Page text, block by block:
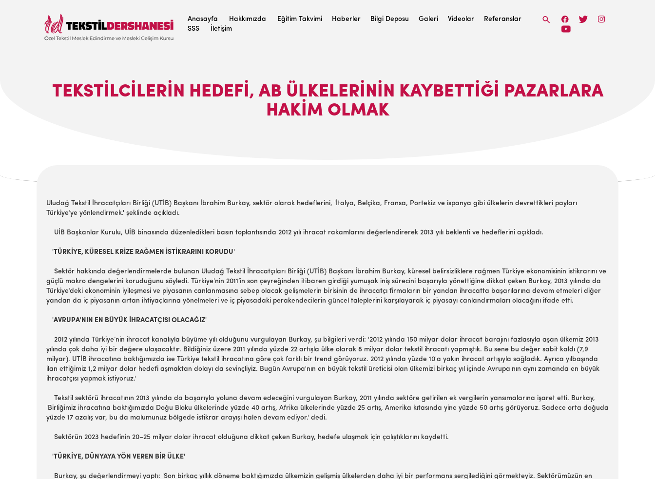
Anasayfa Hakkımızda Eğitim Takvimi Haberler Bilgi Deposu Galeri Videolar
Referanslar
SSS
İletişim
TEKSTİLCİLERİN HEDEFİ, AB ÜLKELERİNİN KAYBETTİĞİ PAZARLARA
HAKİM OLMAK
Uludağ Tekstil İhracatçıları Birliği (UTİB) Başkanı İbrahim Burkay, sektör olarak hedeflerini, 'İtalya, Belçika, Fransa, Portekiz ve ispanya gibi ülkelerin devrettikleri payları
Türkiye’ye yönlendirmek.' şeklinde açıkladı.
UİB Başkanlar Kurulu, UİB binasında düzenledikleri basın toplantısında 2012 yılı ihracat rakamlarını değerlendirerek 2013 yılı beklenti ve hedeflerini açıkladı.
'TÜRKİYE, KÜRESEL KRİZE RAĞMEN İSTİKRARINI KORUDU'
Sektör hakkında değerlendirmelerde bulunan Uludağ Tekstil İhracatçıları Birliği (UTİB) Başkanı İbrahim Burkay, küresel belirsizliklere rağmen Türkiye ekonomisinin istikrarını ve
güçlü makro dengelerini koruduğunu söyledi. Türkiye'nin 2011’in son çeyreğinden itibaren girdiği yumuşak iniş sürecini başarıyla yönettiğine dikkat çeken Burkay, 2013 yılında da
Türkiye’deki ekonominin iyileşmesi ve piyasanın canlanmasına sebep olacak gelişmelerin birisinin de ihracatçı firmaların bir yandan ihracatta başarılarına devam etmeleri diğer
yandan da iç piyasanın artan ihtiyaçlarına yönelmeleri ve iç piyasadaki perakendecilerin güncel taleplerini karşılayarak iç piyasayı canlandırmaları olacağını ifade etti.
'AVRUPA'NIN EN BÜYÜK İHRACATÇISI OLACAĞIZ'
2012 yılında Türkiye’nin ihracat kanalıyla büyüme yılı olduğunu vurgulayan Burkay, şu bilgileri verdi: '2012 yılında 150 milyar dolar ihracat barajını fazlasıyla aşan ülkemiz 2013
yılında çok daha iyi bir değere ulaşacaktır. Bildiğiniz üzere 2011 yılında yüzde 22 artışla ülke olarak 8 milyar dolar tekstil ihracatı yapmıştık. Bu sene bu değer sabit kaldı (7,9
milyar). UTİB ihracatına baktığımızda ise Türkiye tekstil ihracatına göre çok farklı bir trend görüyoruz. 2012 yılında yüzde 10'a yakın ihracat artışıyla sağladık. Ayrıca yılbaşında
ilan ettiğimiz 1,2 milyar dolar hedefi aşmaktan dolayı da sevinçliyiz. Bugün Avrupa'nın en büyük tekstil üreticisi olan ülkemizi birkaç yıl içinde Avrupa'nın aynı zamanda en büyük
ihracatçısı yapmak istiyoruz.'
Tekstil sektörü ihracatının 2013 yılında da başarıyla yoluna devam edeceğini vurgulayan Burkay, 2011 yılında sektöre getirilen ek vergilerin yansımalarına işaret etti. Burkay,
'Birliğimiz ihracatına baktığımızda Doğu Bloku ülkelerinde yüzde 40 artış, Afrika ülkelerinde yüzde 25 artış, Amerika kıtasında yine yüzde 50 artış görüyoruz. Sadece orta doğuda
yüzde 17 azalış var, bu da malumunuz bölgede istikrar arayışı halen devam ediyor.' dedi.
Sektörün 2023 hedefinin 20–25 milyar dolar ihracat olduğuna dikkat çeken Burkay, hedefe ulaşmak için çalıştıklarını kaydetti.
'TÜRKİYE, DÜNYAYA YÖN VEREN BİR ÜLKE'
Burkay, şu değerlendirmeyi yaptı: 'Son birkaç yıllık döneme baktığımızda ülkemizin gelişmiş ülkelerden daha iyi bir performans sergilediğini görmekteyiz. Sektörümüzün en